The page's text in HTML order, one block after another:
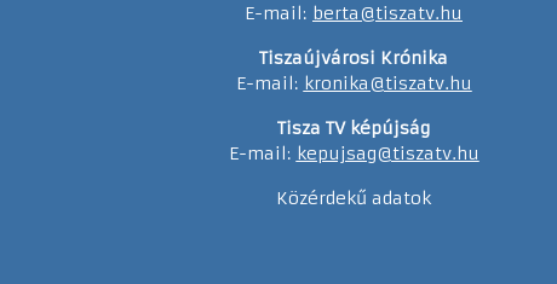
E-mail: berta@tiszatv.hu
Tiszaújvárosi Krónika
E-mail: kronika@tiszatv.hu
Tisza TV képújság
E-mail: kepujsag@tiszatv.hu
Közérdekű adatok